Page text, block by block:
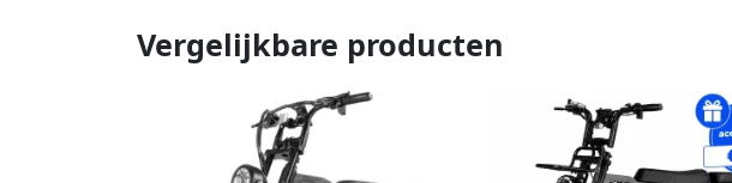
Vergelijkbare producten